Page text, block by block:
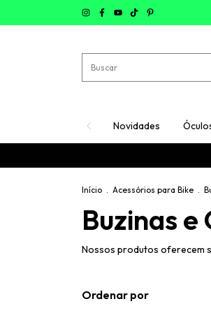
Novidades
Início . Acessórios para Bike .
Buzinas
Nossos produtos oferecem
Ordenar por